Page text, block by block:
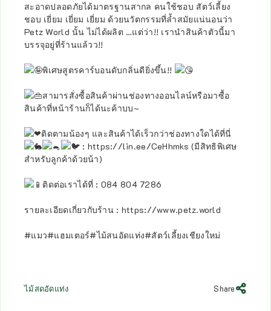
สะอาดปลอดภัยได้มาตรฐานสากล คนใช้ชอบ สัตว์เลี้ยง
ชอบ เยี่ยม เยี่ยม เยี่ยม ด้วยนวัตกรรมที่ล้ำสมัยแน่นอนว่า
Petz World นั้น ไม่ได้ผลิต …แต่ว่า!! เรานำสินค้าตัวนี้มา
บรรจุอยู่ที่ร้านแล้วว!!
พิเศษสูตรคาร์บอนดับกลิ่นดียิ่งขึ้น!!
สามารสั่งซื้อสินค้าผ่านช่องทางออนไลน์หรือมาซื้อ
สินค้าที่หน้าร้านก็ได้นะค้าบบ~
ติดตามน้องๆ และสินค้าได้เร็วกว่าช่องทางใดได้ที่นี่
: https://lin.ee/CeHhmks (มีสิทธิพิเศษ
สำหรับลูกค้าด้วยน้า)
ติดต่อเราได้ที่ : 084 804 7286
รายละเอียดเกี่ยวกับร้าน : https://www.petz.world
#แมว#แฮมเตอร์#ไม้สนอัดแท่ง#สัตว์เลี้ยงเชียงใหม่
ไม้สดอัดแท่ง Share